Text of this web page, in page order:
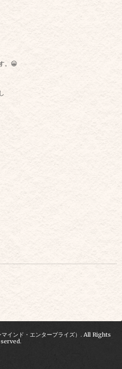
。😀
ンド・エンタープライズ） . All Rights